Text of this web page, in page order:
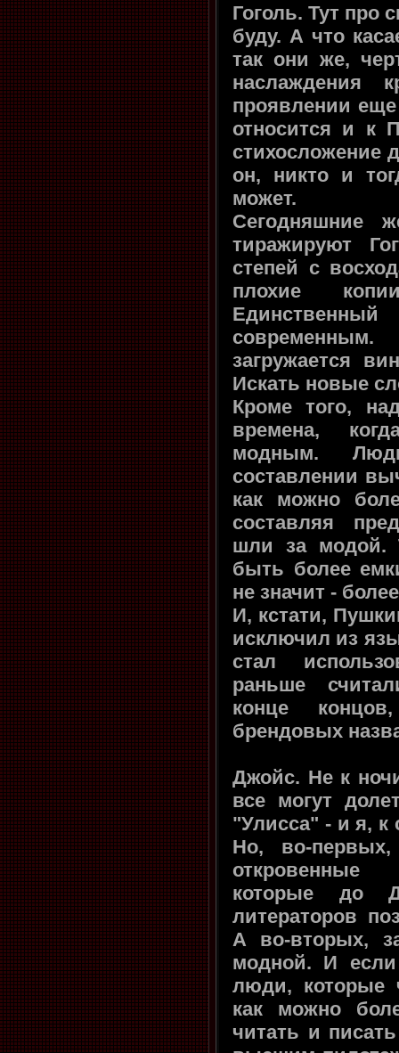
Гоголь. Тут про
буду. А что
так они же,
наслаждения
проявлении
относится и к
стихосложение
он, никто и
может.
Сегодняшние
тиражируют
степей с
плохие
загружается
Искать новые
Кроме того,
времена,
модным.
составлении
как можно
составляя
шли за модой.
быть более
не значит -
И, кстати,
исключил из
стал
раньше
конце
брендовых
Джойс. Не к
все могут
"Улисса" - и я,
Но, во-
откровенные
которые до
литераторов
А во-вторых,
модной. И если
люди, которые
как можно
читать и